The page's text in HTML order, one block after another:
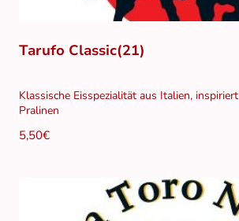
Tarufo Classic(21)
Klassische Eisspezialität aus Italien,
Pralinen
5,50€